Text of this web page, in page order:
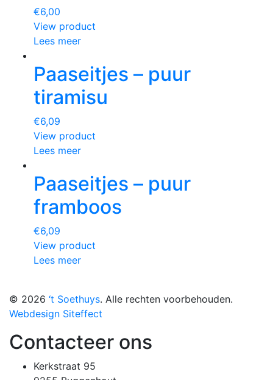
€6,00
View product
Lees meer
Paaseitjes – puur
tiramisu
€6,09
View product
Lees meer
Paaseitjes – puur
framboos
€6,09
View product
Lees meer
© 2026 ‘t Soethuys. Alle rechten voorbehouden.
Webdesign Siteffect
Contacteer ons
Kerkstraat 95